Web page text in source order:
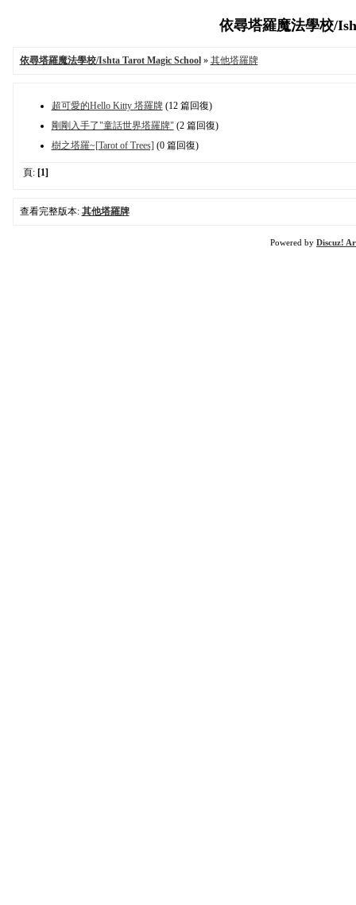
依尋塔羅魔法學校/
依尋塔羅魔法學校/Ishta Tarot Magic School» 其他塔羅牌
超可愛的Hello Kitty 塔羅牌(12 篇回復)
剛剛入手了"童話世界塔羅牌" (2 篇回復)
樹之塔羅~[Tarot of Trees] (0 篇回復)
頁: [1]
查看完整版本: 其他塔羅牌
Powered by Discuz!